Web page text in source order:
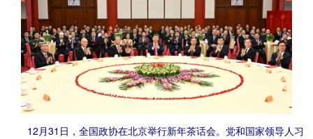
12月31日，全国政协在北京举行新年茶话会。党和国家领导人习